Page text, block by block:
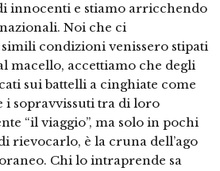
innocenti e stiamo arricchendo
Noi che ci
condizioni venissero stipati
macello, accettiamo che degli
sui battelli a cinghiate come
i sopravvissuti tra di loro
“il viaggio”, ma solo in pochi
rievocarlo, è la cruna dell’ago
Chi lo intraprende sa